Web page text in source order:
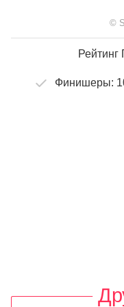
©
Рейтинг
Финишеры: